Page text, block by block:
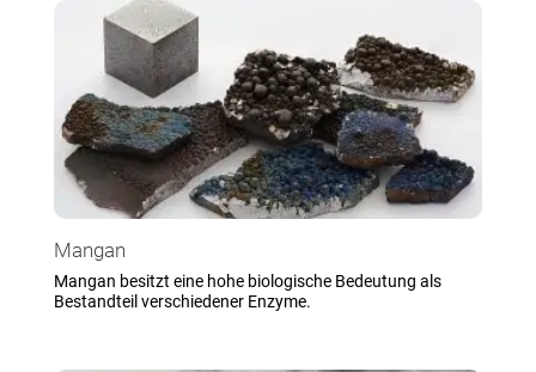
Mangan
Mangan besitzt eine hohe biologische Bedeutung als
Bestandteil verschiedener Enzyme.